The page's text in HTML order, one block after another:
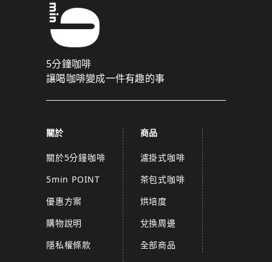
5分鐘咖啡
讓喝咖啡變成一件有趣的事
關於
關於5分鐘咖啡
5min POINT
優惠方案
購物說明
隱私權條款
商品
濾掛式咖啡
茶包式咖啡
烘培度
兌換周邊
全部商品